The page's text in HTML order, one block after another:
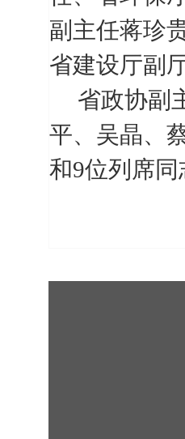
副主任蒋珍
省建设厅副
省政协副
平、吴晶、
和9位列席